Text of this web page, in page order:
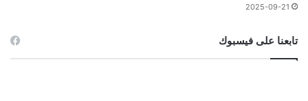
2025-09-21
تابعنا على فيسبوك